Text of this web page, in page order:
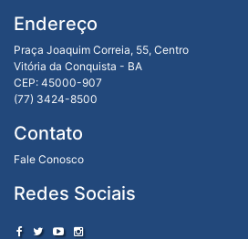
Endereço
Praça Joaquim Correia, 55, Centro
Vitória da Conquista - BA
CEP: 45000-907
(77) 3424-8500
Contato
Fale Conosco
Redes Sociais